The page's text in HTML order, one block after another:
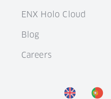
ENX Holo Cloud
Blog
Careers